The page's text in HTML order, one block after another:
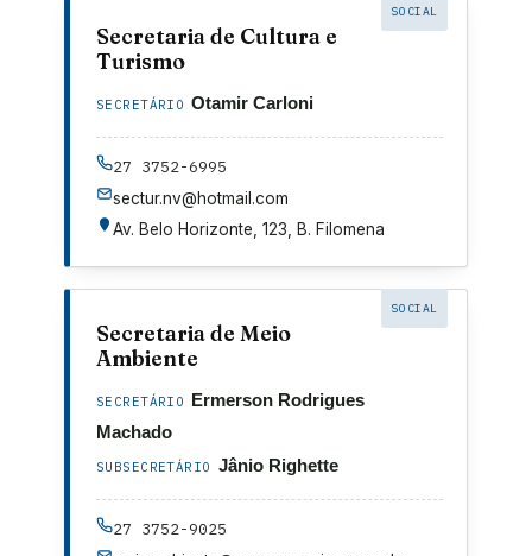
SOCIAL
Secretaria de Cultura e
Turismo
SECRETÁRIO Otamir Carloni
27 3752-6995
sectur.nv@hotmail.com
Av. Belo Horizonte, 123, B. Filomena
SOCIAL
Secretaria de Meio
Ambiente
SECRETÁRIO Ermerson Rodrigues
Machado
SUBSECRETÁRIO Jânio Righette
27 3752-9025